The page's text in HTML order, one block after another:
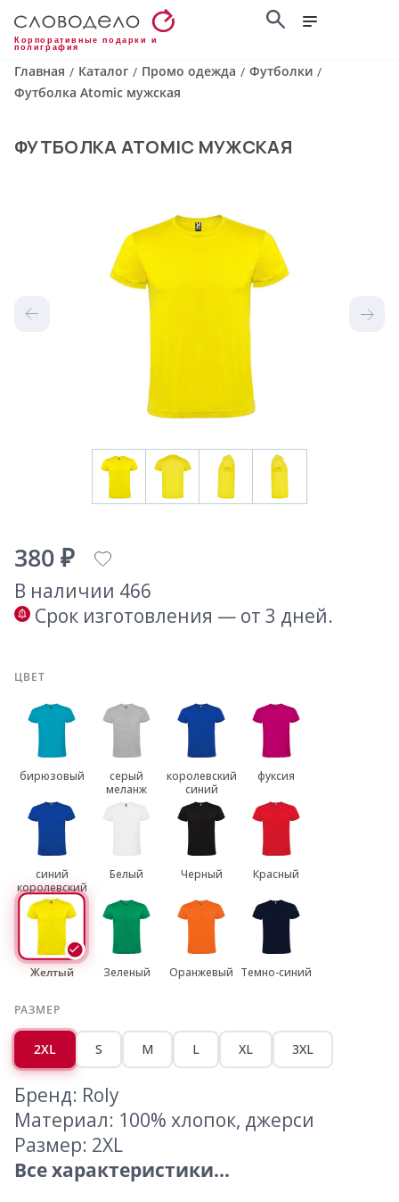
Корпоративные подарки и
полиграфия
Главная / Каталог / Промо одежда / Футболки /
Футболка Atomic мужская
ФУТБОЛКА ATOMIC МУЖСКАЯ
380 ₽
В наличии 466
Срок изготовления — от 3 дней.
ЦВЕТ
бирюзовый
серый
меланж
королевский
синий
фуксия
синий
королевский
Белый Черный Красный
Желтый Зеленый Оранжевый Темно-синий
РАЗМЕР
2XL S M L XL 3XL
Бренд: Roly
Материал: 100% хлопок, джерси
Размер: 2XL
Все характеристики...